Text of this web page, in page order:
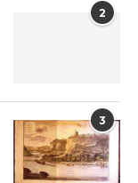
2
3